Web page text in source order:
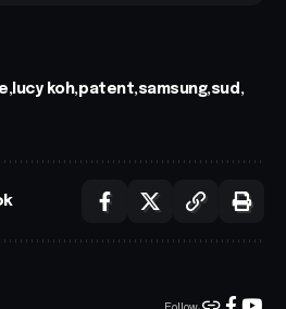
lucy koh patent samsung sud